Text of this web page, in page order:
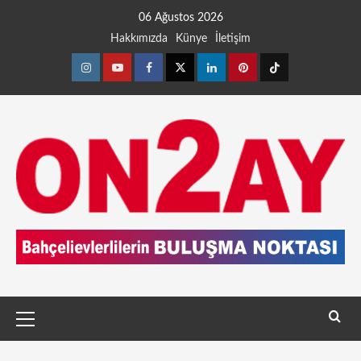
06 Ağustos 2026
Hakkımızda
Künye İletişim